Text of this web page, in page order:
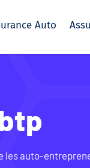
Auto
les auto-